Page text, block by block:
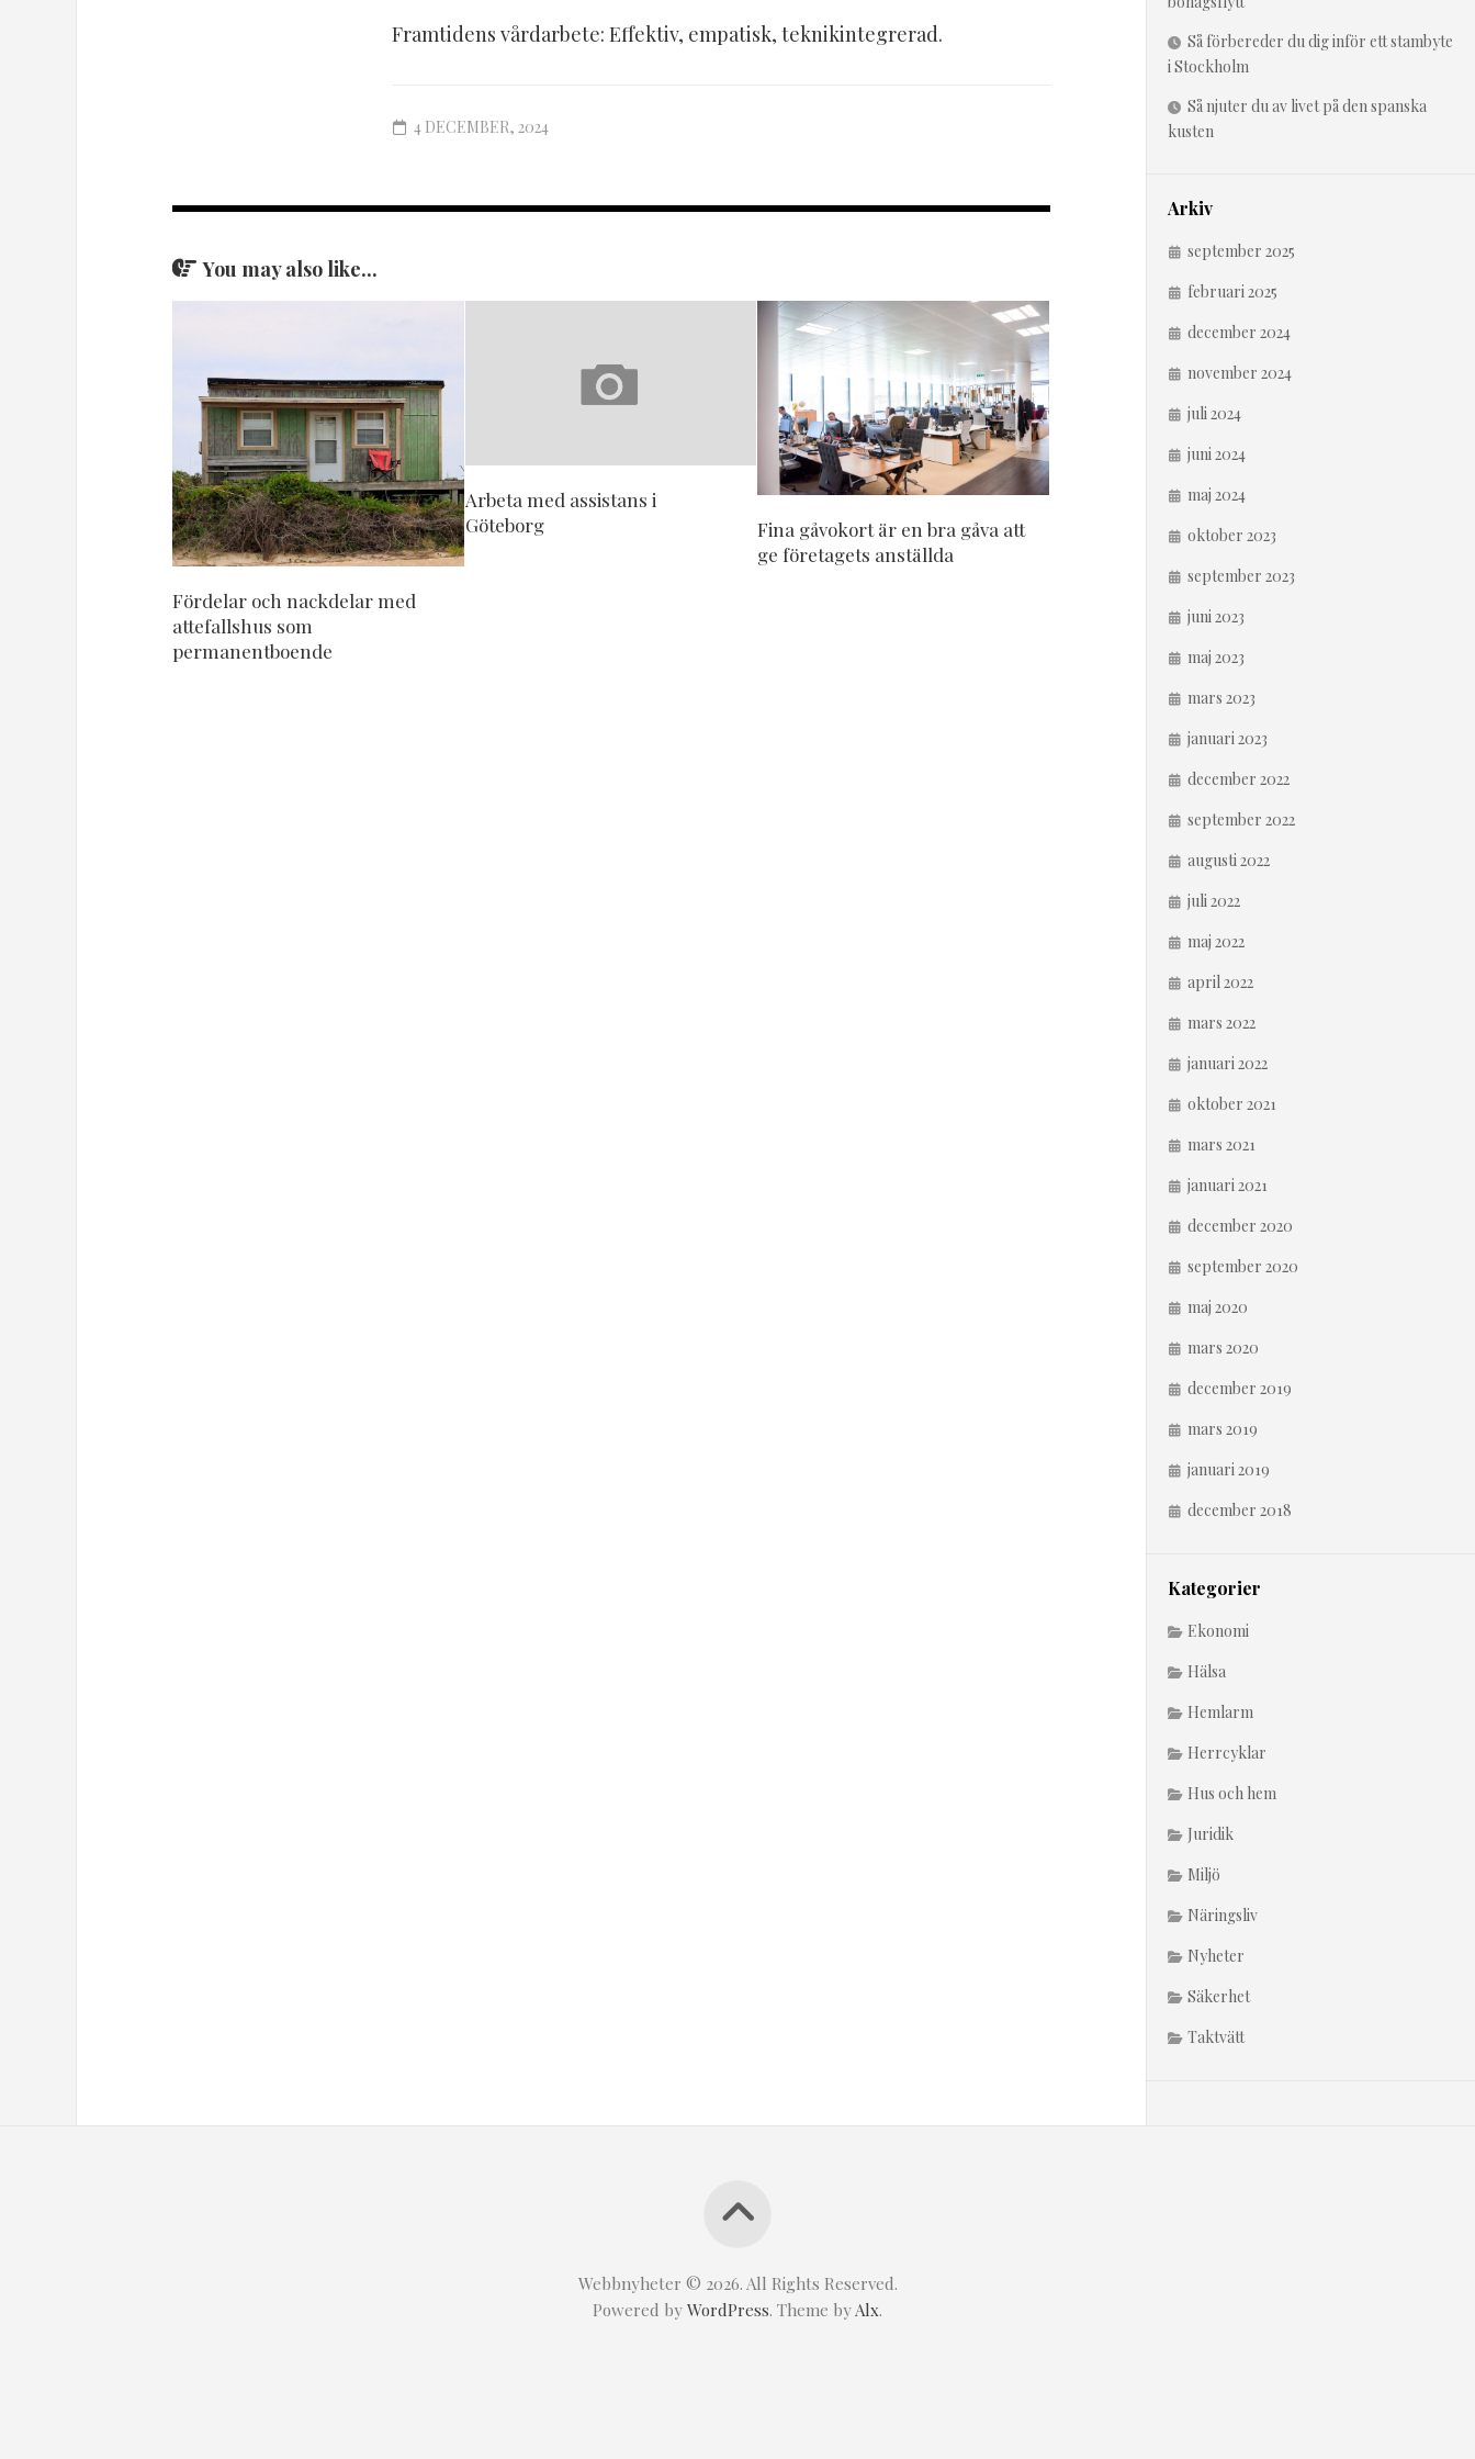
Framtidens vårdarbete: Effektiv, empatisk, teknikintegrerad.
4 DECEMBER, 2024
You may also like...
Fördelar och nackdelar med
attefallshus som
permanentboende
Arbeta med assistans i
Göteborg
Fina gåvokort är en bra gåva att
ge företagets anställda
Så förbereder du dig inför ett stambyte
i Stockholm
Så njuter du av livet på den spanska
kusten
Arkiv
september 2025
februari 2025
december 2024
november 2024
juli 2024
juni 2024
maj 2024
oktober 2023
september 2023
juni 2023
maj 2023
mars 2023
januari 2023
december 2022
september 2022
augusti 2022
juli 2022
maj 2022
april 2022
mars 2022
januari 2022
oktober 2021
mars 2021
januari 2021
december 2020
september 2020
maj 2020
mars 2020
december 2019
mars 2019
januari 2019
december 2018
Kategorier
Ekonomi
Hälsa
Hemlarm
Herrcyklar
Hus och hem
Juridik
Miljö
Näringsliv
Nyheter
Säkerhet
Taktvätt
Webbnyheter © 2026. All Rights Reserved.
Powered by WordPress. Theme byAlx.